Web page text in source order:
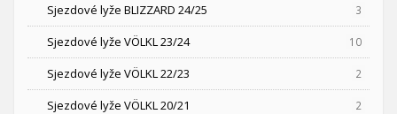
Sjezdové lyže BLIZZARD 24/25 3
Sjezdové lyže VÖLKL 23/24 10
Sjezdové lyže VÖLKL 22/23 2
Sjezdové lyže VÖLKL 20/21 2